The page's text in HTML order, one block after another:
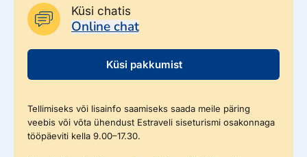
Küsi chatis
Online chat
Küsi pakkumist
Tellimiseks või lisainfo saamiseks saada meile päring
veebis või võta ühendust Estraveli siseturismi osakonnaga
tööpäeviti kella 9.00–17.30.